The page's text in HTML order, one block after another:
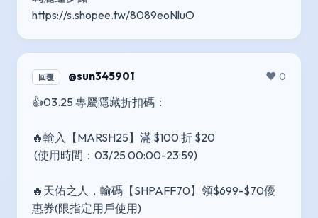
https://s.shopee.tw/8089eoNluO
回覆 @sun345901 ❤️ 0
👍03.25 專屬隱藏折扣碼：
🔥輸入【MARSH25】滿 $100 折 $20
(使用時間：03/25 00:00-23:59)
🔥天佑之人，輸碼【SHPAFF70】領$699-$70優
惠券(限指定用戶使用)